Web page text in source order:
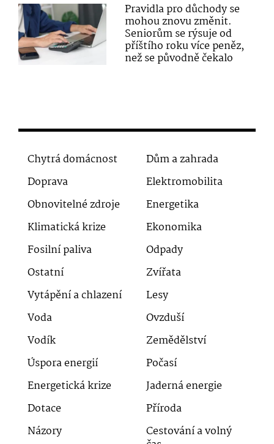
Pravidla pro důchody se
mohou znovu změnit.
Seniorům se rýsuje od
příštího roku více peněz,
než se původně čekalo
Chytrá domácnost
Dům a zahrada
Doprava
Elektromobilita
Obnovitelné zdroje
Energetika
Klimatická krize
Ekonomika
Fosilní paliva
Odpady
Ostatní
Zvířata
Vytápění a chlazení
Lesy
Voda
Ovzduší
Vodík
Zemědělství
Úspora energií
Počasí
Energetická krize
Jaderná energie
Dotace
Příroda
Názory
Cestování a volný